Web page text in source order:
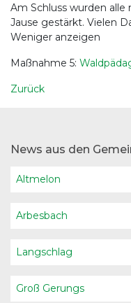
Am Schluss wurden
Jause gestärkt. Vielen
Weniger anzeigen
Maßnahme 5:
Zurück
News aus den
Altmelon
Arbesbach
Langschlag
Groß Gerungs